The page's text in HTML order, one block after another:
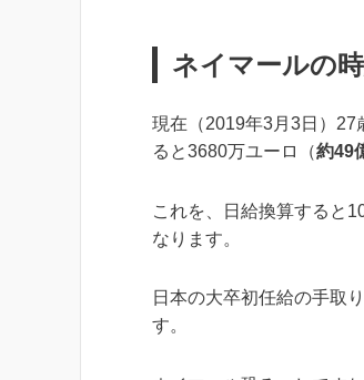
ネイマールの
現在（2019年3月3日）27
ると3680万ユーロ（約49
これを、日給換算すると
なります。
日本の大卒初任給の手取
す。